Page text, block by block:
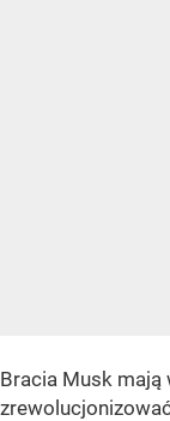
Bracia Musk mają